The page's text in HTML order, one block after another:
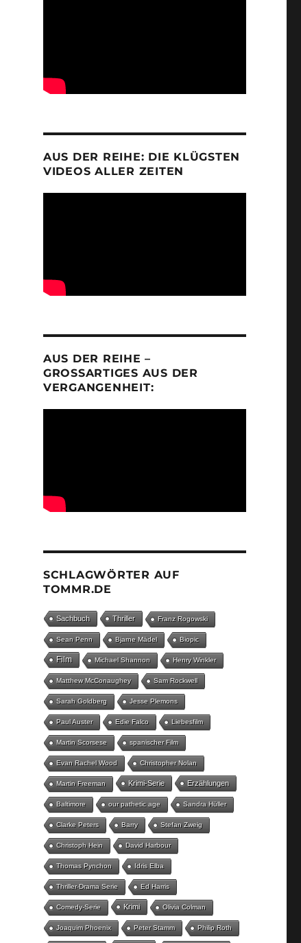
AUS DER REIHE: DIE KLÜGSTEN
VIDEOS ALLER ZEITEN
AUS DER REIHE –
GROSSARTIGES AUS DER V
ERGANGENHEIT:
SCHLAGWÖRTER AUF
TOMMR.DE
Sachbuch Thriller Franz Rogowski
Sean Penn Bjarne Mädel Biopic
Film Michael Shannon Henry Winkler
Matthew McConaughey Sam Rockwell
Sarah Goldberg Jesse Plemons
Paul Auster Edie Falco Liebesfilm
Martin Scorsese spanischer Film
Evan Rachel Wood Christopher Nolan
Martin Freeman Krimi-Serie Erzählungen
Baltimore our pathetic age Sandra Hüller
Clarke Peters Barry Stefan Zweig
Christoph Hein David Harbour
Thomas Pynchon Idris Elba
Thriller-Drama Serie Ed Harris
Comedy-Serie Krimi Olivia Colman
Joaquim Phoenix Peter Stamm Philip Roth